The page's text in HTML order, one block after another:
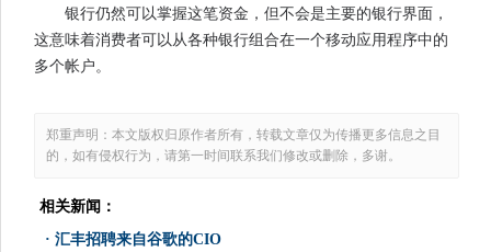
银行仍然可以掌握这笔资金，但不会是主要的银行界面，
这意味着消费者可以从各种银行组合在一个移动应用程序中的
多个帐户。
郑重声明：本文版权归原作者所有，转载文章仅为传播更多信息之目
的，如有侵权行为，请第一时间联系我们修改或删除，多谢。
相关新闻：
· 汇丰招聘来自谷歌的CIO